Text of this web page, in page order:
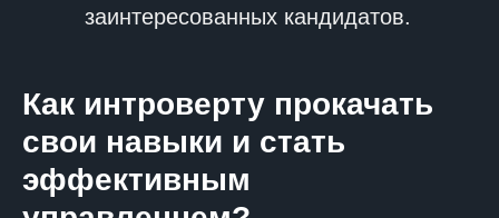
заинтересованных кандидатов.
Как интроверту прокачать
свои навыки и стать
эффективным